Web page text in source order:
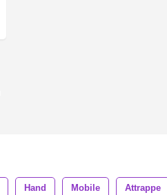
Hand Mobile Attrappe